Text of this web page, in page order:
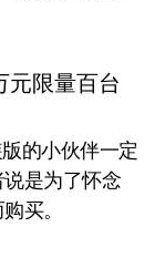
的小伙伴一定
是为了怀念
买。